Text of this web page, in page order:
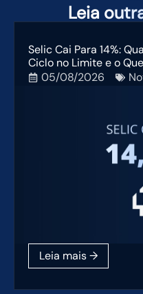
Leia
Selic Cai Para 14%:
Ciclo no Limite e o
05/08/2026